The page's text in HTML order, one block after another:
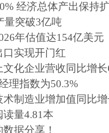
经济总体产出保持
量突破3亿吨
年估值达154亿美元
实现开门红
化企业营收同比增长
理指数为50.3%
制造业增加值同比
量4.81本
据分享！